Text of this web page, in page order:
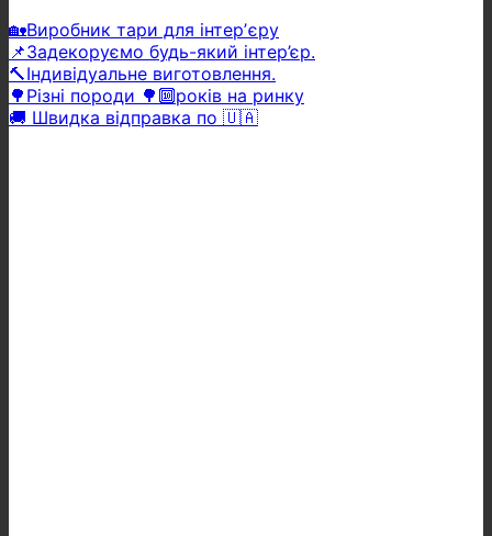
🏡Виробник тари для інтерʼєру
📌Задекоруємо будь-який інтер’єр.
🔨Індивідуальне виготовлення.
🌳Різні породи 🌳🔟років на ринку
🚚 Швидка відправка по 🇺🇦